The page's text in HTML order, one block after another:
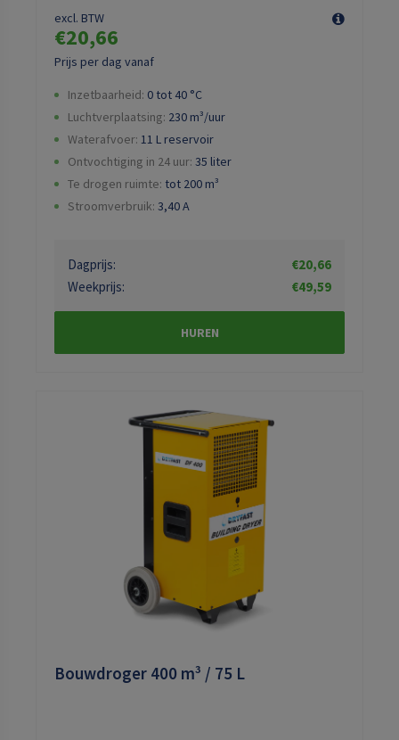
Prijs per dag vanaf
€20,66
excl. BTW
Inzetbaarheid: 0 tot 40 °C
Luchtverplaatsing: 230 m³/uur
Waterafvoer: 11 L reservoir
Ontvochtiging in 24 uur: 35 liter
Te drogen ruimte: tot 200 m³
Stroomverbruik: 3,40A
Dagprijs:
€20,66
Weekprijs:
€49,59
HUREN
Bouwdroger 400 m³ / 75 L